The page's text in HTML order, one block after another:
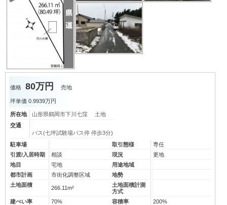
価格 80万円 売地
坪単価 0.9939万円
所在地
山形県鶴岡市下川七窪 土地
交通
バス(七坪試験場バス停 停歩3分)
駐車場
取引態様
専任
引渡/入居時期
相談 現況
更地
地目
宅地
用途地域
都市計画
市街化調整区域
地勢
土地面積
266.11m²
土地面積計測
方式
建ぺい率
70% 容積率
200%